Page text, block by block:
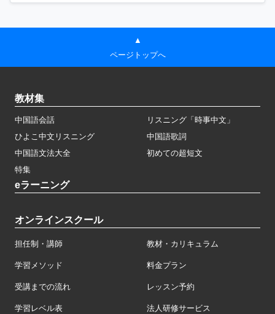
▲
ページトップへ
教材集
中国語会話
リスニング「時事中文」
ひよこ中文リスニング
中国語歌詞
中国語文法大全
初めての超短文
特集
eラーニング
オンラインスクール
担任制・講師 教材・カリキュラム
学習メソッド 料金プラン
受講までの流れ レッスン予約
学習レベル表 法人研修サービス